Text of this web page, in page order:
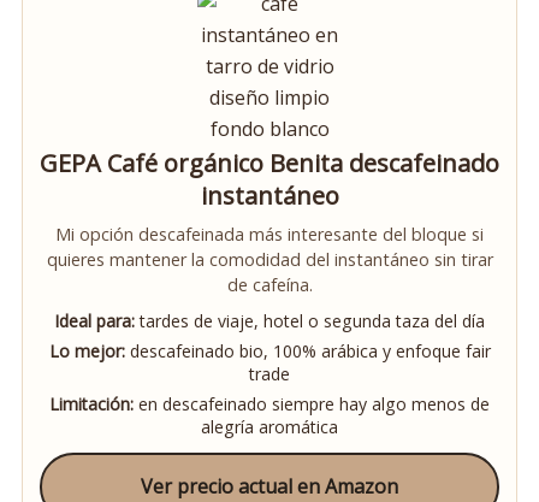
GEPA Café orgánico Benita descafeinado
instantáneo
Mi opción descafeinada más interesante del bloque si
quieres mantener la comodidad del instantáneo sin tirar
de cafeína.
Ideal para:tardes de viaje, hotel o segunda taza del día
Lo mejor:descafeinado bio, 100% arábica y enfoque fair
trade
Limitación: en descafeinado siempre hay algo menos de
alegría aromática
Ver precio actual en Amazon